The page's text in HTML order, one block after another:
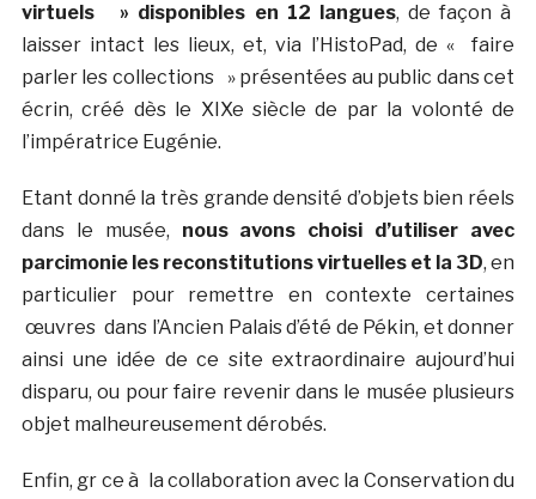
virtuels » disponibles en 12 langues, de façon à
laisser intact les lieux, et, via l’HistoPad, de « faire
parler les collections » présentées au public dans cet
écrin, créé dès le XIXe siècle de par la volonté de
l’impératrice Eugénie.
Etant donné la très grande densité d’objets bien réels
dans le musée, nous avons choisi d’utiliser avec
parcimonie les reconstitutions virtuelles et la 3D, en
particulier pour remettre en contexte certaines
œuvres dans l’Ancien Palais d’été de Pékin, et donner
ainsi une idée de ce site extraordinaire aujourd’hui
disparu, ou pour faire revenir dans le musée plusieurs
objet malheureusement dérobés.
Enfin, gr ce à la collaboration avec la Conservation du